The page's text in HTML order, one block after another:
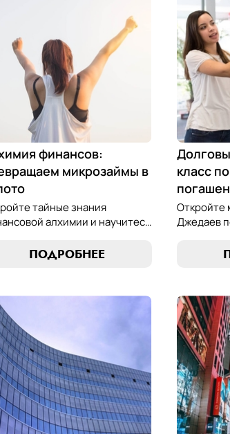
финансов:
микрозаймы в
тайные знания
алхимии и научитесь
в золотые
практическим
ПОДРОБНЕЕ
класс
Откройте
Джедаев
нашим